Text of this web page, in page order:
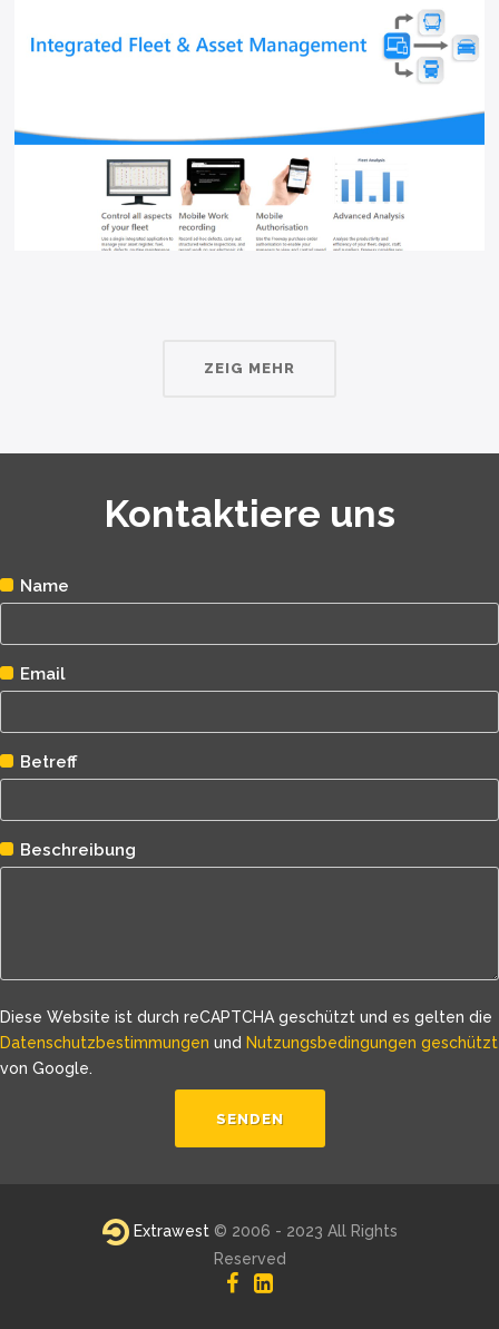
ZEIG MEHR
Kontaktiere uns
Name
Email
Betreff
Beschreibung
Diese Website ist durch reCAPTCHA geschützt und es gelten die
Datenschutzbestimmungen und Nutzungsbedingungen geschützt
von Google.
Extrawest© 2006 - 2023 All Rights
Reserved